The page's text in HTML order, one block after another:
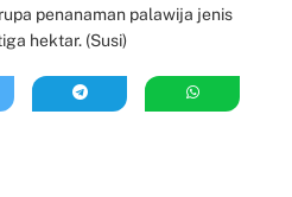
penanaman palawija jenis
hektar. (Susi)